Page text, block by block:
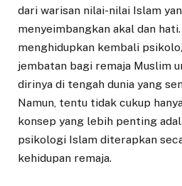
dari warisan nilai-nilai Islam
menyeimbangkan akal dan
menghidupkan kembali
jembatan bagi remaja Muslim
dirinya di tengah dunia yang
Namun, tentu tidak cukup
konsep yang lebih penting
psikologi Islam diterapkan
kehidupan remaja.